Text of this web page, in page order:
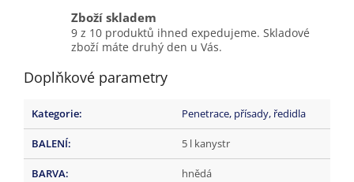
Zboží skladem
9 z 10 produktů ihned expedujeme. Skladové
zboží máte druhý den u Vás.
Doplňkové parametry
Kategorie: Penetrace, přísady, ředidla
BALENÍ: 5 l kanystr
BARVA: hnědá